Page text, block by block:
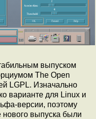
выпуском
The Open
LGPL. Изначально
варианте для Linux и
версии, поэтому
нового выпуска были